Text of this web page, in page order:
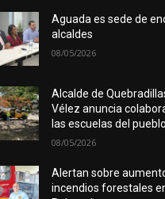
Aguada es sede de
alcaldes
08/05/2026
Alcalde de
Vélez anuncia
las escuelas del pueblo
08/05/2026
Alertan sobre
incendios forestales